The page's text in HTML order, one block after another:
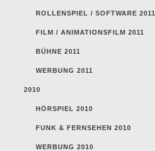
ROLLENSPIEL / SOFTWARE 2011
FILM / ANIMATIONSFILM 2011
BÜHNE 2011
WERBUNG 2011
2010
HÖRSPIEL 2010
FUNK & FERNSEHEN 2010
WERBUNG 2010